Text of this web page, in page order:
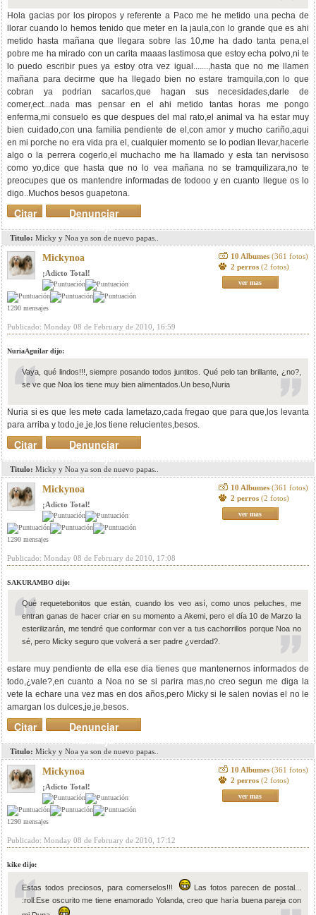
Hola gacias por los piropos y referente a Paco me he metido una pecha de
llorar cuando lo hemos tenido que meter en la jaula,con lo grande que es ahi
metido hasta mañana que llegara sobre las 10,me ha dado tanta pena,el
pobre me ha mirado con un carita maaas lastimosa que estoy echa polvo,ni te
lo puedo escribir pues ya estoy otra vez igual.......,hasta que no me llamen
mañana para decirme que ha llegado bien no estare tramquila,con lo que
cobran ya podrian sacarlos,que hagan sus necesidades,darle de
comer,ect...nada mas pensar en el ahi metido tantas horas me pongo
enferma,mi consuelo es que despues del mal rato,el animal va ha estar muy
bien cuidado,con una familia pendiente de el,con amor y mucho cariño,aqui
en mi porche no era vida pra el, cualquier momento se lo podian llevar,hacerle
algo o la perrera cogerlo,el muchacho me ha llamado y esta tan nervisoso
como yo,dice que hasta que no lo vea mañana no se tramquilizara,no te
preocupes que os mantendre informadas de todooo y en cuanto llegue os lo
digo..Muchos besos guapetona.
Denunciar
mensaje
Citar
Titulo: Micky y Noa ya son de nuevo papas..
Mickynoa
¡Adicto Total!
1290 mensajes
10 Albumes (361 fotos)
2 perros (2 fotos)
ver mas
Publicado: Monday 08 de February de 2010, 16:59
NuriaAguilar dijo:
Vaya, qué lindos!!!, siempre posando todos juntitos. Qué pelo tan brillante, ¿no?,
se ve que Noa los tiene muy bien alimentados.Un beso,Nuria
Nuria si es que les mete cada lametazo,cada fregao que para que,los levanta
para arriba y todo,je,je,los tiene relucientes,besos.
Denunciar
mensaje
Citar
Titulo: Micky y Noa ya son de nuevo papas..
Mickynoa
¡Adicto Total!
1290 mensajes
10 Albumes (361 fotos)
2 perros (2 fotos)
ver mas
Publicado: Monday 08 de February de 2010, 17:08
SAKURAMBO dijo:
Qué requetebonitos que están, cuando los veo así, como unos peluches, me
entran ganas de hacer criar en su momento a Akemi, pero el día 10 de Marzo la
esterilizarán, me tendré que conformar con ver a tus cachorrillos porque Noa no
sé, pero Micky seguro que volverá a ser padre ¿verdad?.
estare muy pendiente de ella ese dia tienes que mantenernos informados de
todo,¿vale?,en cuanto a Noa no se si parira mas,no creo segun me diga la
vete la echare una vez mas en dos años,pero Micky si le salen novias el no le
amargan los dulces,je,je,besos.
Denunciar
mensaje
Citar
Titulo: Micky y Noa ya son de nuevo papas..
Mickynoa
¡Adicto Total!
1290 mensajes
10 Albumes (361 fotos)
2 perros (2 fotos)
ver mas
Publicado: Monday 08 de February de 2010, 17:12
kike dijo:
Estas todos preciosos, para comerselos!!!
Las fotos parecen de postal...
:roll:Ese oscurito me tiene enamorado Yolanda, creo que haría buena pareja con